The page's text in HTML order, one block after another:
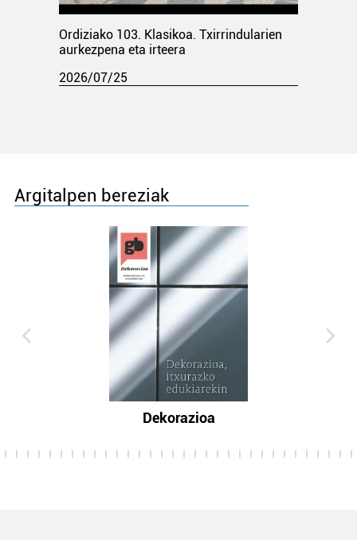
Ordiziako 103. Klasikoa. Txirrindularien
aurkezpena eta irteera
2026/07/25
Argitalpen bereziak
Dekorazioa